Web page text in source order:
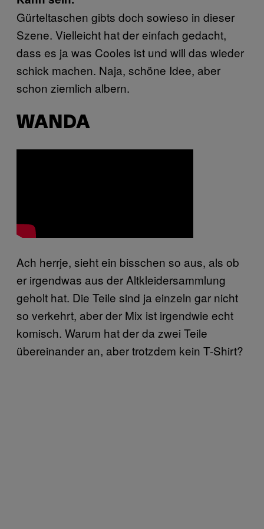
Gürteltaschen gibts doch sowieso in dieser
Szene. Vielleicht hat der einfach gedacht,
dass es ja was Cooles ist und will das wieder
schick machen. Naja, schöne Idee, aber
schon ziemlich albern.
WANDA
Ach herrje, sieht ein bisschen so aus, als ob
er irgendwas aus der Altkleidersammlung
geholt hat. Die Teile sind ja einzeln gar nicht
so verkehrt, aber der Mix ist irgendwie echt
komisch. Warum hat der da zwei Teile
übereinander an, aber trotzdem kein T-Shirt?